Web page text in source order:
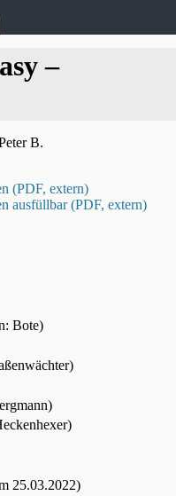
–
B.
(PDF, extern)
ausfüllbar (PDF, extern)
Bote)
25.03.2022)